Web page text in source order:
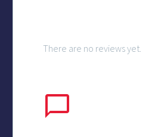
There are no reviews yet.